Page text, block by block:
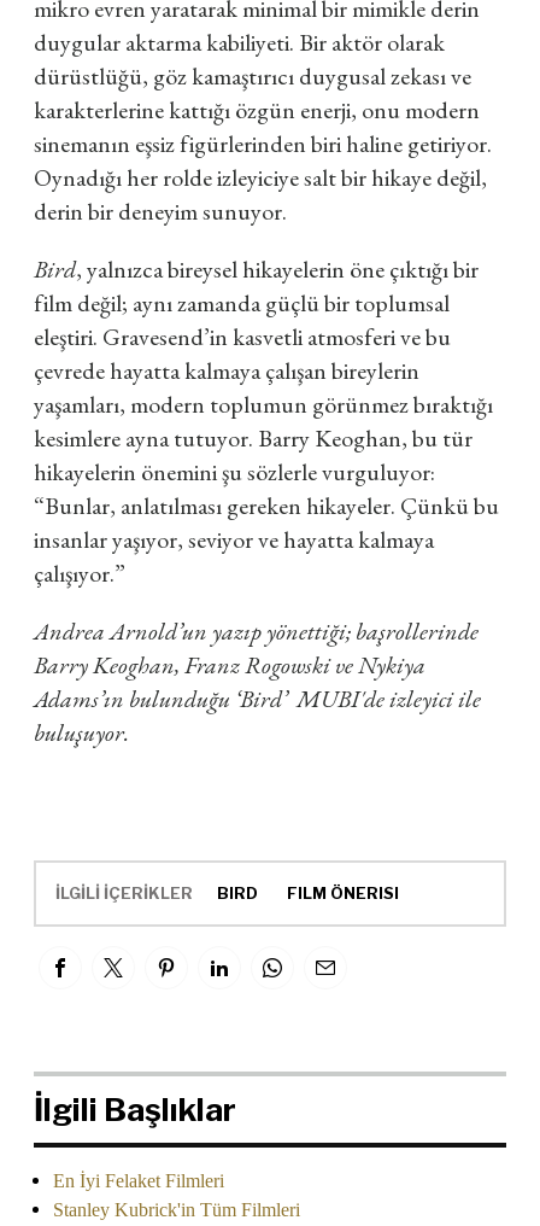
mikro evren yaratarak minimal bir mimikle derin
duygular aktarma kabiliyeti. Bir aktör olarak
dürüstlüğü, göz kamaştırıcı duygusal zekası ve
karakterlerine kattığı özgün enerji, onu modern
sinemanın eşsiz figürlerinden biri haline getiriyor.
Oynadığı her rolde izleyiciye salt bir hikaye değil,
derin bir deneyim sunuyor.
Bird, yalnızca bireysel hikayelerin öne çıktığı bir
film değil; aynı zamanda güçlü bir toplumsal
eleştiri. Gravesend’in kasvetli atmosferi ve bu
çevrede hayatta kalmaya çalışan bireylerin
yaşamları, modern toplumun görünmez bıraktığı
kesimlere ayna tutuyor. Barry Keoghan, bu tür
hikayelerin önemini şu sözlerle vurguluyor:
“Bunlar, anlatılması gereken hikayeler. Çünkü bu
insanlar yaşıyor, seviyor ve hayatta kalmaya
çalışıyor.”
Andrea Arnold’un yazıp yönettiği; başrollerinde
Barry Keoghan, Franz Rogowski ve Nykiya
Adams’ın bulunduğu ‘Bird’ MUBI'de izleyici ile
buluşuyor.
İLGİLİ İÇERİKLER BIRD FILM ÖNERISI
İlgili Başlıklar
En İyi Felaket Filmleri
Stanley Kubrick'in Tüm Filmleri